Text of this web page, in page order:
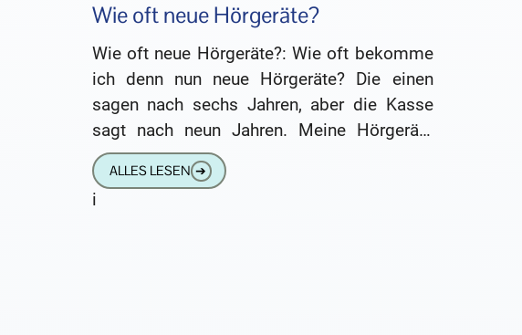
Wie oft neue Hörgeräte?
Wie oft neue Hörgeräte?: Wie oft bekomme
ich denn nun neue Hörgeräte? Die einen
sagen nach sechs Jahren, aber die Kasse
sagt nach neun Jahren. Meine Hörgeräte
sind nach sechs
ALLES LESEN ➔
i